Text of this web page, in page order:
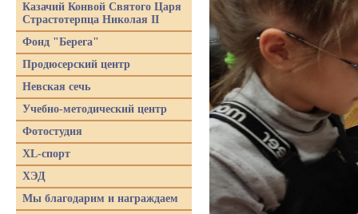
Казачий Конвой Святого Царя
Страстотерпца Николая II
Фонд "Берега"
Продюсерский центр
Невская сечь
Учебно-методический центр
Фотостудия
XL-спорт
ХЭД
Мы благодарим и награждаем